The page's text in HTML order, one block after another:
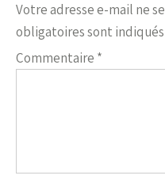
Votre adresse e-mail ne
obligatoires sont indiqués
Commentaire *